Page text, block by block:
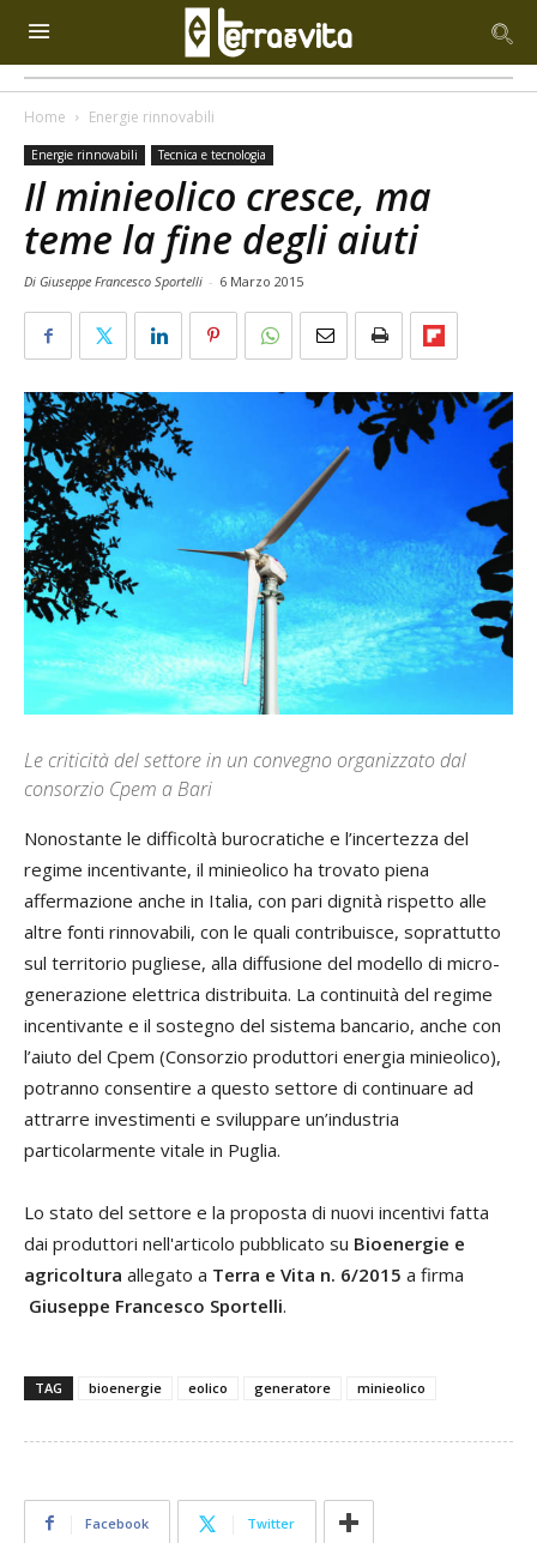
Home Energie rinnovabili
Energie rinnovabili Tecnica e tecnologia
Il minieolico cresce, ma
teme la fine degli aiuti
Di Giuseppe Francesco Sportelli - 6 Marzo 2015
Le criticità del settore in un convegno organizzato dal
consorzio Cpem a Bari
Nonostante le difficoltà burocratiche e l’incertezza del
regime incentivante, il minieolico ha trovato piena
affermazione anche in Italia, con pari dignità rispetto alle
altre fonti rinnovabili, con le quali contribuisce, soprattutto
sul territorio pugliese, alla diffusione del modello di micro-
generazione elettrica distribuita. La continuità del regime
incentivante e il sostegno del sistema bancario, anche con
l’aiuto del Cpem (Consorzio produttori energia minieolico),
potranno consentire a questo settore di continuare ad
attrarre investimenti e sviluppare un’industria
particolarmente vitale in Puglia.
Lo stato del settore e la proposta di nuovi incentivi fatta
dai produttori nell'articolo pubblicato su Bioenergie e
agricoltura allegato a Terra e Vita n. 6/2015 a firma
Giuseppe Francesco Sportelli.
TAG bioenergie eolico generatore minieolico
Facebook Twitter